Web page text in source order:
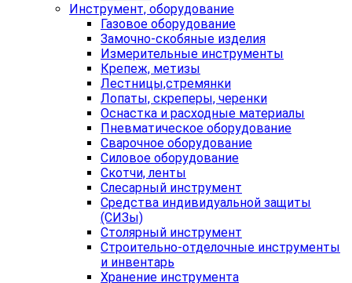
Инструмент, оборудование
Газовое оборудование
Замочно-скобяные изделия
Измерительные инструменты
Крепеж, метизы
Лестницы,стремянки
Лопаты, скреперы, черенки
Оснастка и расходные материалы
Пневматическое оборудование
Сварочное оборудование
Силовое оборудование
Скотчи, ленты
Слесарный инструмент
Средства индивидуальной защиты
(СИЗы)
Столярный инструмент
Строительно-отделочные инструменты
и инвентарь
Хранение инструмента